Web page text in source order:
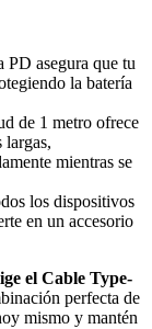
PD asegura que tu
la batería
de 1 metro ofrece
largas,
mientras se
los dispositivos
en un accesorio
el Cable Type-
perfecta de
mismo y mantén